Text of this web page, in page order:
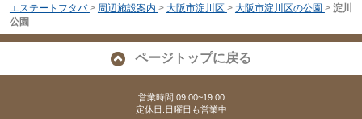
エステートフタバ > 周辺施設案内 > 大阪市淀川区 > 大阪市淀川区の公園 > 淀川
公園
ページトップに戻る
営業時間:09:00~19:00
定休日:日曜日も営業中